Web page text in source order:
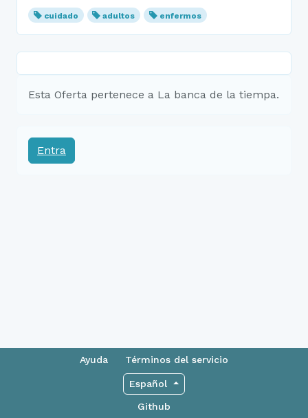
cuidado adultos enfermos
Esta Oferta pertenece a La banca de la tiempa.
Entra
Ayuda Términos del servicio
Español
Github